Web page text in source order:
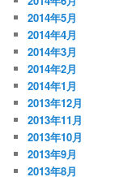
2014年5月
2014年4月
2014年3月
2014年2月
2014年1月
2013年12月
2013年11月
2013年10月
2013年9月
2013年8月